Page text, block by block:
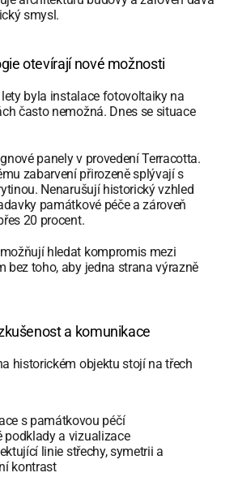
smysl.
otevírají nové možnosti
byla instalace fotovoltaiky na
často nemožná. Dnes se situace
panely v provedení Terracotta.
zabarvení přirozeně splývají s
Nenarušují historický vzhled
památkové péče a zároveň
20 procent.
hledat kompromis mezi
bez toho, aby jedna strana výrazně
a komunikace
historickém objektu stojí na třech
s památkovou péčí
podklady a vizualizace
linie střechy, symetrii a
kontrast